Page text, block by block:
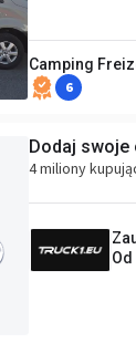
Camping
6
Dodaj swoje
4 miliony